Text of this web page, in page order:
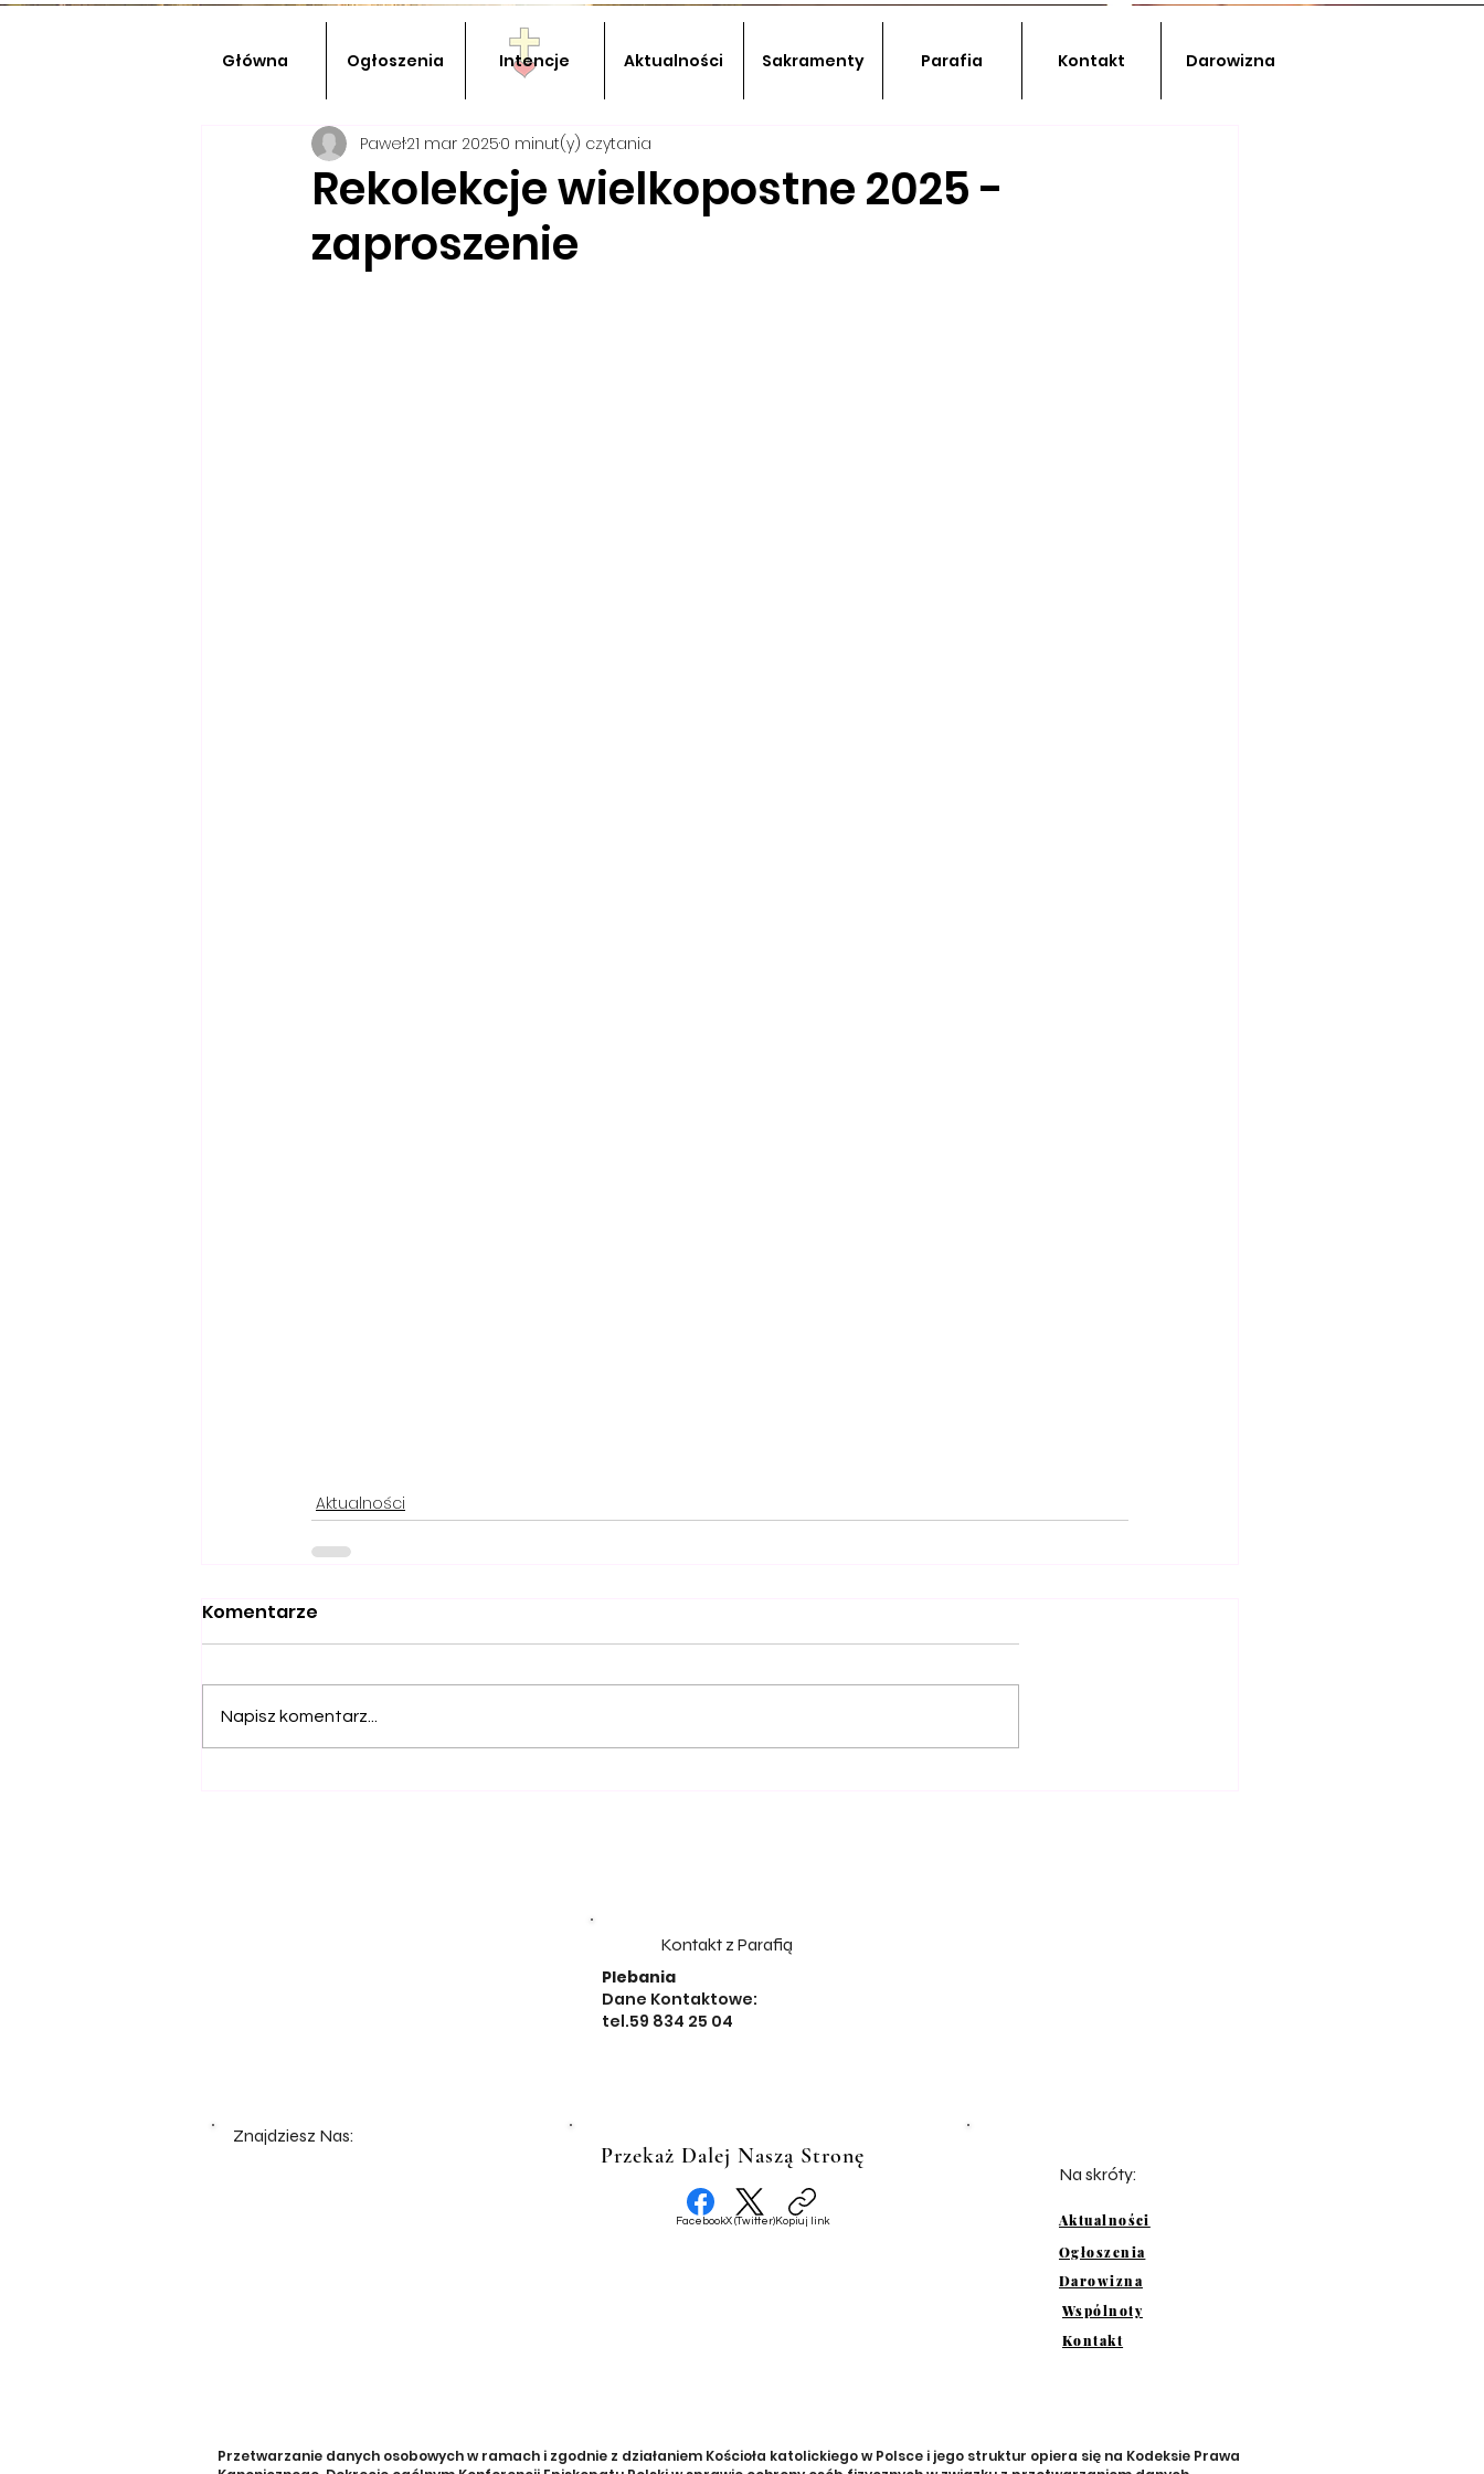
Główna Ogłoszenia Intencje Aktualności Sakramenty Parafia Kontakt Darowizna
Rekolekcje wielkopostne 2025 -
zaproszenie
Paweł21 mar 20250 minut(y) czytania
Aktualności
Komentarze
Napisz komentarz...
Kontakt z Parafią
Plebania
Dane Kontaktowe:
tel.59 834 25 04
Znajdziesz Nas:
Przekaż Dalej Naszą Stronę
FacebookX (Twitter)Kopiuj link
Na skróty:
Aktualności
Ogłoszenia
Darowizna
Wspólnoty
Kontakt
Przetwarzanie danych osobowych w ramach i zgodnie z działaniem Kościoła katolickiego w Polsce i jego struktur opiera się na Kodeksie Prawa